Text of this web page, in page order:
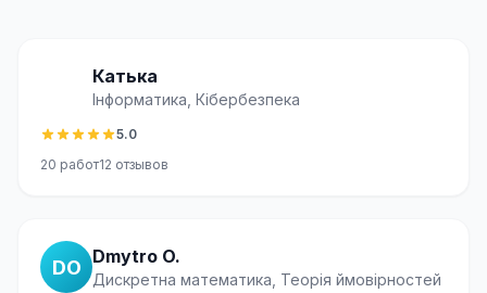
Катька
Інформатика, Кібербезпека
5.0
20 работ12 отзывов
DO Dmytro O.
Дискретна математика, Теорія ймовірностей